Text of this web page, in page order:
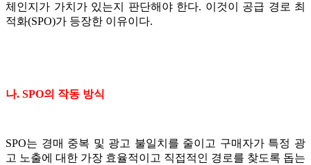
체인지가 가치가 있는지 판단해야 한다. 이것이 공급 경로 최
적화(SPO)가 등장한 이유이다.
나. SPO의 작동 방식
SPO는 경매 중복 및 광고 불일치를 줄이고 구매자가 특정 광
고 노출에 대한 가장 효율적이고 직접적인 경로를 찾도록 돕는